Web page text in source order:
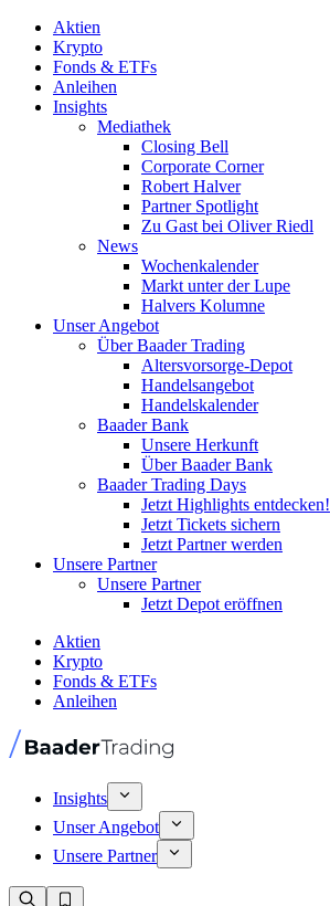
Aktien
Krypto
Fonds & ETFs
Anleihen
Insights
Mediathek
Closing Bell
Corporate Corner
Robert Halver
Partner Spotlight
Zu Gast bei Oliver Riedl
News
Wochenkalender
Markt unter der Lupe
Halvers Kolumne
Unser Angebot
Über Baader Trading
Altersvorsorge-Depot
Handelsangebot
Handelskalender
Baader Bank
Unsere Herkunft
Über Baader Bank
Baader Trading Days
Jetzt Highlights entdecken!
Jetzt Tickets sichern
Jetzt Partner werden
Unsere Partner
Unsere Partner
Jetzt Depot eröffnen
Aktien
Krypto
Fonds & ETFs
Anleihen
Insights
Unser Angebot
Unsere Partner